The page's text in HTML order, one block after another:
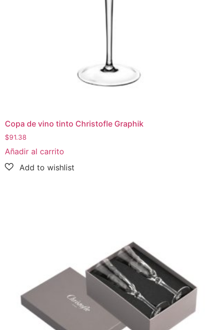
Copa de vino tinto Christofle Graphik
$91.38
Añadir al carrito